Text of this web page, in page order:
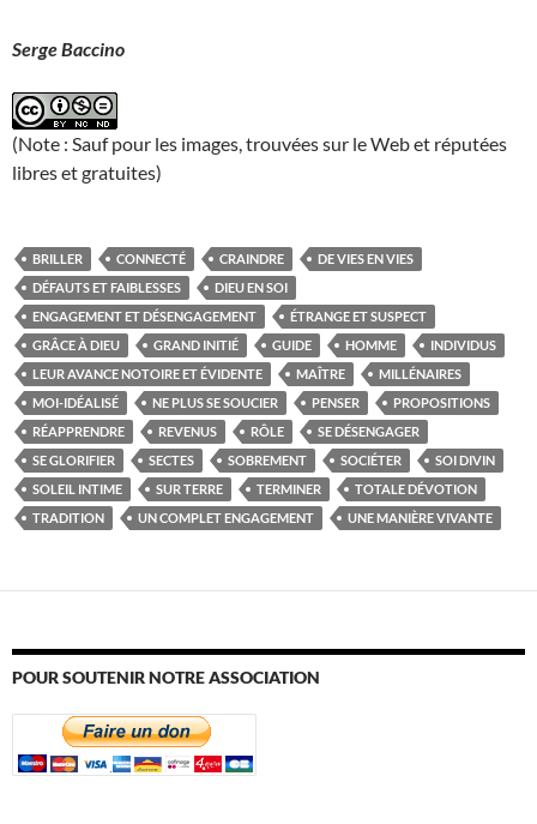
Serge Baccino
(Note : Sauf pour les images, trouvées sur le Web et réputées
libres et gratuites)
BRILLER CONNECTÉ CRAINDRE
DE VIES EN VIES
DÉFAUTS ET FAIBLESSES
DIEU EN SOI
ENGAGEMENT ET DÉSENGAGEMENT
ÉTRANGE ET SUSPECT
GRÂCE À DIEU
GRAND INITIÉ GUIDE HOMME
INDIVIDUS
LEUR AVANCE NOTOIRE ET ÉVIDENTE
MAÎTRE
MILLÉNAIRES
MOI-IDÉALISÉ
NE PLUS SE SOUCIER PENSER
PROPOSITIONS
RÉAPPRENDRE
REVENUS RÔLE
SE DÉSENGAGER
SE GLORIFIER
SECTES SOBREMENT SOCIÉTER
SOI DIVIN
SOLEIL INTIME
SUR TERRE TERMINER
TOTALE DÉVOTION
TRADITION
UN COMPLET ENGAGEMENT UNE MANIÈRE VIVANTE
POUR SOUTENIR NOTRE ASSOCIATION